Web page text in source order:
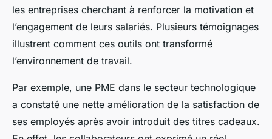
les entreprises cherchant à renforcer la motivation et
l’engagement de leurs salariés. Plusieurs témoignages
illustrent comment ces outils ont transformé
l’environnement de travail.
Par exemple, une PME dans le secteur technologique
a constaté une nette amélioration de la satisfaction de
ses employés après avoir introduit des titres cadeaux.